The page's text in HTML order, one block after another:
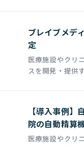
ブレイブメデ
定
医療施設やクリ
スを開発・提供
【導入事例
院の自動精算
医療施設やクリ